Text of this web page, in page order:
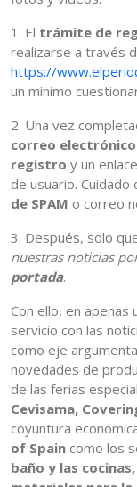
1. El trámite de
realizarse a través
https://
un mínimo
2. Una vez
correo
registro y un
de usuario. Cuidado
de SPAM o correo
3. Después, solo
nuestras noticias
portada.
Con ello, en
servicio con las
como eje
novedades de
de las ferias
Cevisama,
coyuntura
of Spain como los
baño y las